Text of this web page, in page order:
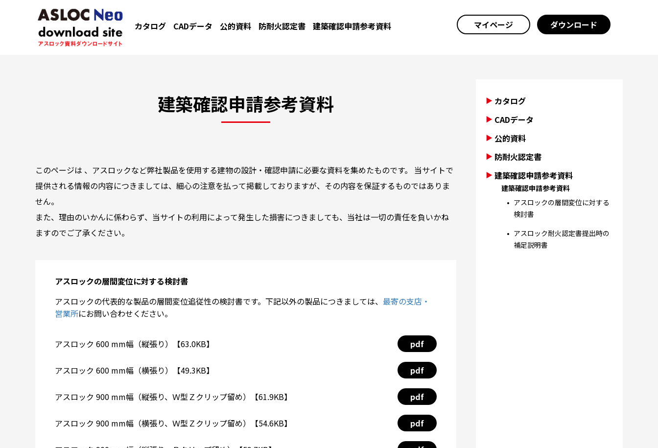
カタログ CADデータ 公的資料 防耐火認定書 建築確認申請参考資料 マイページ ダウンロード
建築確認申請参考資料
このページは 、アスロックなど弊社製品を使用する建物の設計・確認申請に必要な資料を集めたものです。 当サイトで
提供される情報の内容につきましては、細心の注意を払って掲載しておりますが、その内容を保証するものではありま
せん。
また、理由のいかんに係わらず、当サイトの利用によって発生した損害につきましても、当社は一切の責任を負いかね
ますのでご了承ください。
アスロックの層間変位に対する検討書
アスロックの代表的な製品の層間変位追従性の検討書です。下記以外の製品につきましては、 最寄の支店・
営業所にお問い合わせください。
アスロック 600 mm幅（縦張り）【63.0KB】 pdf
アスロック 600 mm幅（横張り）【49.3KB】 pdf
アスロック 900 mm幅（縦張り、Ｗ型Ｚクリップ留め）【61.9KB】 pdf
アスロック 900 mm幅（横張り、Ｗ型Ｚクリップ留め）【54.6KB】 pdf
カタログ
CADデータ
公的資料
防耐火認定書
建築確認申請参考資料
建築確認申請参考資料
アスロックの層間変位に対する
検討書
アスロック耐火認定書提出時の
補足説明書